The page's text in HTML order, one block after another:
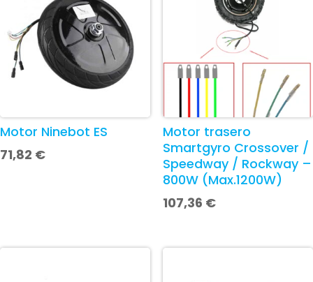
Motor Ninebot ES
71,82 €
Motor trasero
Smartgyro Crossover /
Speedway / Rockway –
800W (Max.1200W)
107,36 €